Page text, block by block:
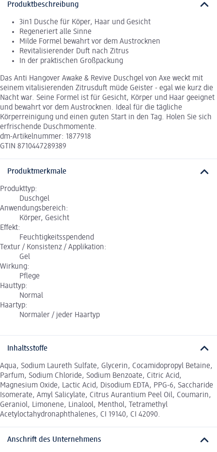
Produktbeschreibung
3in1 Dusche für Köper, Haar und Gesicht
Regeneriert alle Sinne
Milde Formel bewahrt vor dem Austrocknen
Revitalisierender Duft nach Zitrus
In der praktischen Großpackung
Das Anti Hangover Awake & Revive Duschgel von Axe weckt mit
seinem vitalisierenden Zitrusduft müde Geister - egal wie kurz die
Nacht war. Seine Formel ist für Gesicht, Körper und Haar geeignet
und bewahrt vor dem Austrocknen. Ideal für die tägliche
Körperreinigung und einen guten Start in den Tag. Holen Sie sich
erfrischende Duschmomente.
dm-Artikelnummer: 1877918
GTIN 8710447289389
Produktmerkmale
Produkttyp:
Duschgel
Anwendungsbereich:
Körper, Gesicht
Effekt:
Feuchtigkeitsspendend
Textur / Konsistenz / Applikation:
Gel
Wirkung:
Pflege
Hauttyp:
Normal
Haartyp:
Normaler / jeder Haartyp
Inhaltsstoffe
Aqua, Sodium Laureth Sulfate, Glycerin, Cocamidopropyl Betaine,
Parfum, Sodium Chloride, Sodium Benzoate, Citric Acid,
Magnesium Oxide, Lactic Acid, Disodium EDTA, PPG-6, Saccharide
Isomerate, Amyl Salicylate, Citrus Aurantium Peel Oil, Coumarin,
Geraniol, Limonene, Linalool, Menthol, Tetramethyl
Acetyloctahydronaphthalenes, CI 19140, CI 42090.
Anschrift des Unternehmens